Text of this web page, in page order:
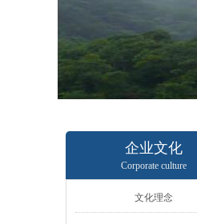
企业文化
Corporate culture
文化理念